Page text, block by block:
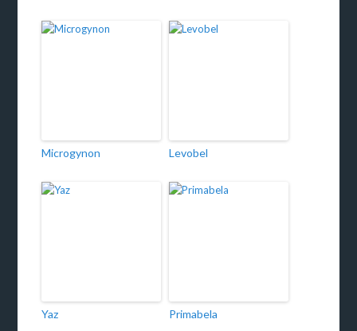
Microgynon Levobel
Yaz Primabela